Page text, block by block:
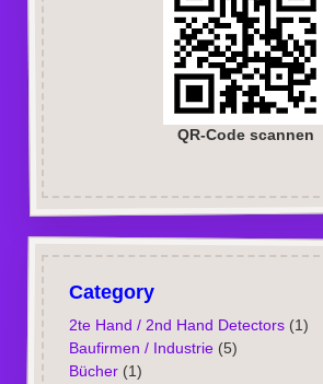
QR-Code scannen
Category
2te Hand / 2nd Hand Detectors(1)
Baufirmen / Industrie(5)
Bücher(1)